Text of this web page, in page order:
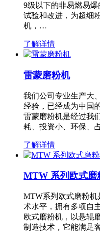
9级以下的非易燃易
试验和改进，为超细
机，…
了解详情
雷蒙磨粉机
我们公司专业生产大
经验，已经成为中国
雷蒙磨粉机是经过我
耗、投资小、环保、
了解详情
MTW 系列欧式磨
MTW系列欧式磨粉
术水平，拥有多项自
欧式磨粉机，以悬辊
制造技术，它能满足